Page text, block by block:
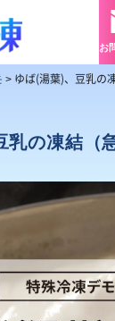
お
> ゆば(湯葉)、豆乳の
の凍結（